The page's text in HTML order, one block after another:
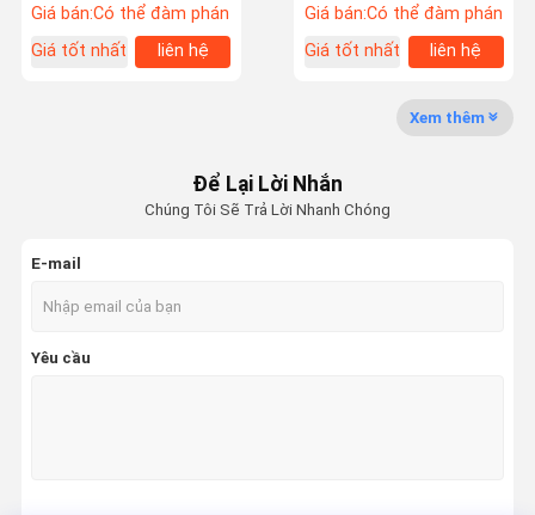
Chuyến
Tham Quan
Kiểm Soát
Chất Lượng
Tin Tức
Yêu Cầu Đặt
Giá
Tấm in CTP
Máy in phun kỹ thuật số
Máy in offset
Giá bán:Có thể đàm phán
Giá tốt nhất
liên hệ
Giá bán:Có thể đàm phán
Giá tốt nhất
liên hệ
Xem thêm
Để Lại Lời Nhắn
Chúng Tôi Sẽ Trả Lời Nhanh Chóng
E-mail
Yêu cầu